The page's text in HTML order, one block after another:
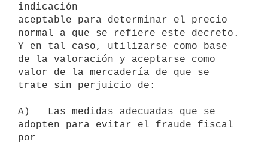
indicación
aceptable para determinar el precio
normal a que se refiere este decreto.
Y en tal caso, utilizarse como base
de la valoración y aceptarse como
valor de la mercadería de que se
trate sin perjuicio de:
A)   Las medidas adecuadas que se
adopten para evitar el fraude fiscal
por